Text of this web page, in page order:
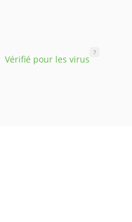
Vérifié pour les virus
?